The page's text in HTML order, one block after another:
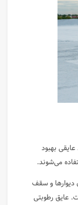
بهبود
می‌شوند.
دیوارها و سقف
عایق رطوبتی